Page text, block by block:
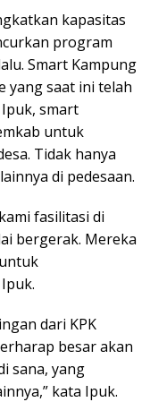
kapasitas
program
Smart Kampung
yang saat ini telah
smart
untuk
Tidak hanya
di pedesaan.
fasilitasi di
bergerak. Mereka
dari KPK
besar akan
sana, yang
kata Ipuk.